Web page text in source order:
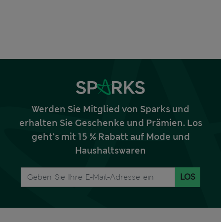
Werden Sie Mitglied von Sparks und
erhalten Sie Geschenke und Prämien. Los
geht‘s mit 15 % Rabatt auf Mode und
Haushaltswaren
LOS